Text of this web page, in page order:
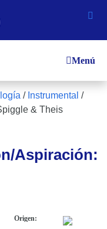
Menú
/ Instrumental /
& Theis
Aspiración:
Origen: